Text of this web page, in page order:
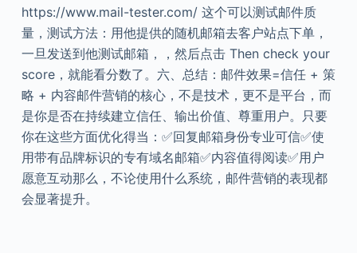
https://www.mail-tester.com/ 这个可以测试邮件质
量，测试方法：用他提供的随机邮箱去客户站点下单，
一旦发送到他测试邮箱，，然后点击 Then check your
score，就能看分数了。六、总结：邮件效果=信任 + 策
略 + 内容邮件营销的核心，不是技术，更不是平台，而
是你是否在持续建立信任、输出价值、尊重用户。只要
你在这些方面优化得当：✅回复邮箱身份专业可信✅使
用带有品牌标识的专有域名邮箱✅内容值得阅读✅用户
愿意互动那么，不论使用什么系统，邮件营销的表现都
会显著提升。